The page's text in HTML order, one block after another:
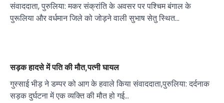
संवाददाता, पुरुलिया: मकर संक्रांति के अवसर पर पश्चिम बंगाल के
पुरूलिया और वर्धमान जिले को जोड़ने वाली सुभाष सेतु स्थित…
सड़क हादसे में पति की मौत,पत्नी घायल
गुस्साई भीड़ ने डम्पर को आग के हवाले किया संवाददाता,पुरुलिया: दर्दनाक
सड़क दुर्घटना में एक व्यक्ति की मौत हो गई…